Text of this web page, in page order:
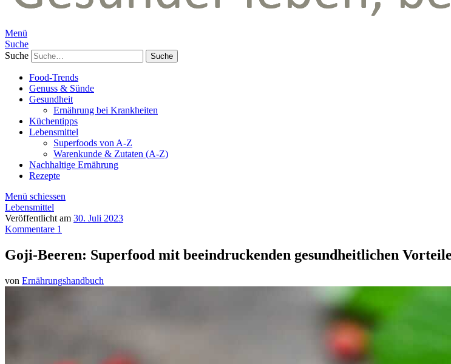
Menü
Suche
Suche
Food-Trends
Genuss & Sünde
Gesundheit
Ernährung bei Krankheiten
Küchentipps
Lebensmittel
Superfoods von A-Z
Warenkunde & Zutaten (A-Z)
Nachhaltige Ernährung
Rezepte
Menü schiessen
Lebensmittel
Veröffentlicht am 30. Juli 2023
Kommentare 1
Goji-Beeren: Superfood mit beeindruckenden gesundheitlichen
von Ernährungshandbuch